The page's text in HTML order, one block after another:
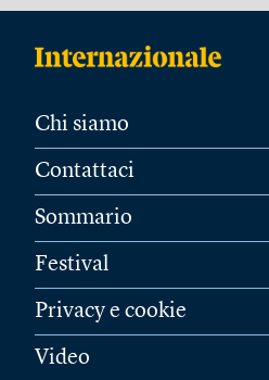
Chi siamo
Contattaci
Sommario
Festival
Privacy e cookie
Video